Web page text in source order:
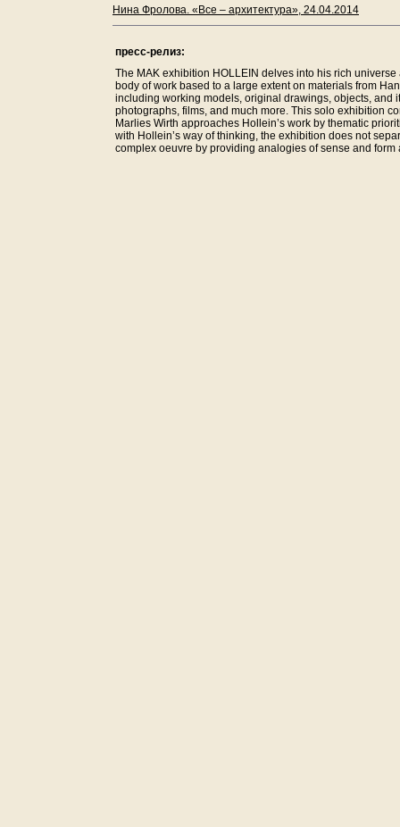
Нина Фролова. «Все – архитектура», 24.04.2014
пресс-релиз:
The MAK exhibition HOLLEIN delves into his rich
body of work based to a large extent on materials from
including working models, original drawings, objects, and
photographs, films, and much more. This solo exhibition
Marlies Wirth approaches Hollein’s work by thematic
with Hollein’s way of thinking, the exhibition does not
complex oeuvre by providing analogies of sense and form